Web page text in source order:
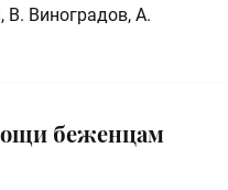
Виноградов, А.
беженцам